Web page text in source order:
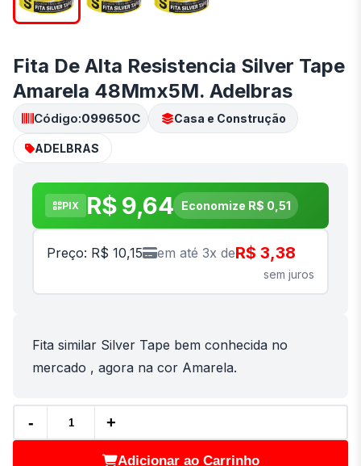
Fita De Alta Resistencia Silver Tape
Amarela 48Mmx5M. Adelbras
Código:099650C Casa e Construção
ADELBRAS
PIX R$ 9,64 Economize R$ 0,51
Preço: R$ 10,15 em até 3x deR$ 3,38
sem juros
Fita similar Silver Tape bem conhecida no
mercado , agora na cor Amarela.
- +
Adicionar ao Carrinho